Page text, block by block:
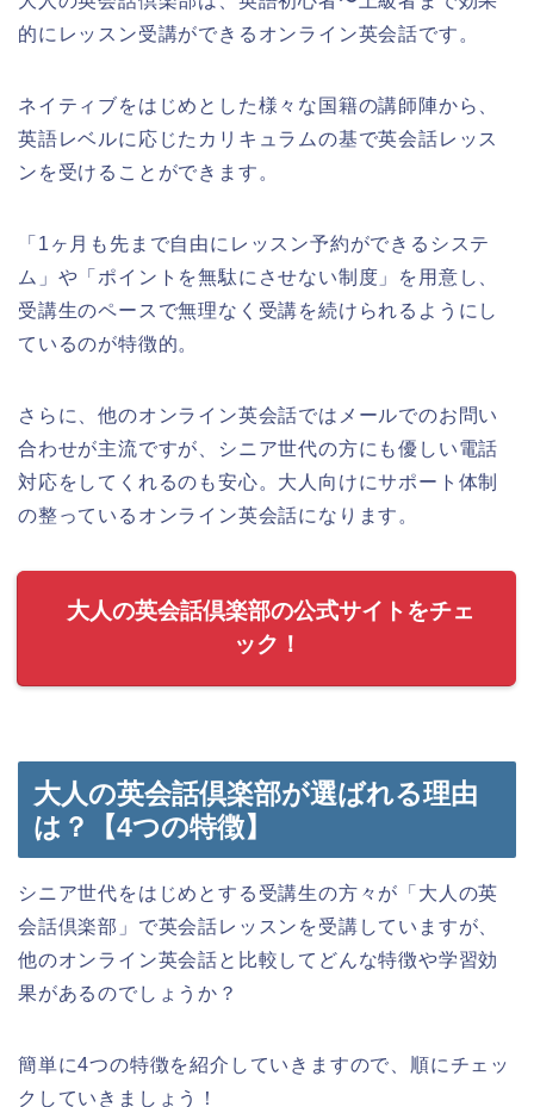
的にレッスン受講ができるオンライン英会話です。
ネイティブをはじめとした様々な国籍の講師陣から、
英語レベルに応じたカリキュラムの基で英会話レッス
ンを受けることができます。
「1ヶ月も先まで自由にレッスン予約ができるシステ
ム」や「ポイントを無駄にさせない制度」を用意し、
受講生のペースで無理なく受講を続けられるようにし
ているのが特徴的。
さらに、他のオンライン英会話ではメールでのお問い
合わせが主流ですが、シニア世代の方にも優しい電話
対応をしてくれるのも安心。大人向けにサポート体制
の整っているオンライン英会話になります。
大人の英会話倶楽部の公式サイトをチェ
ック！
大人の英会話倶楽部が選ばれる理由
は？【4つの特徴】
シニア世代をはじめとする受講生の方々が「大人の英
会話倶楽部」で英会話レッスンを受講していますが、
他のオンライン英会話と比較してどんな特徴や学習効
果があるのでしょうか？
簡単に4つの特徴を紹介していきますので、順にチェッ
クしていきましょう！